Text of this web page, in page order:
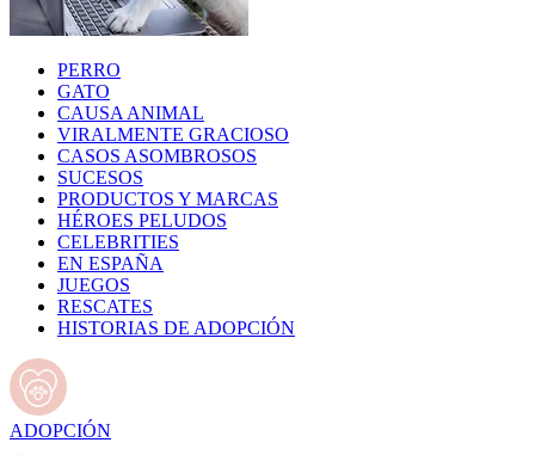
PERRO
GATO
CAUSA ANIMAL
VIRALMENTE GRACIOSO
CASOS ASOMBROSOS
SUCESOS
PRODUCTOS Y MARCAS
HÉROES PELUDOS
CELEBRITIES
EN ESPAÑA
JUEGOS
RESCATES
HISTORIAS DE ADOPCIÓN
ADOPCIÓN